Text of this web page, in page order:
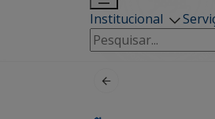
Institucional
Pesquisar
por: